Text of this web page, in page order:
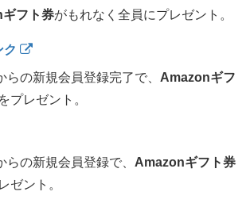
フト券がもれなく全員にプレゼント。
ク
らの新規会員登録完了で、 Amazonギフ
プレゼント。
らの新規会員登録で、 Amazonギフト券
ゼント。